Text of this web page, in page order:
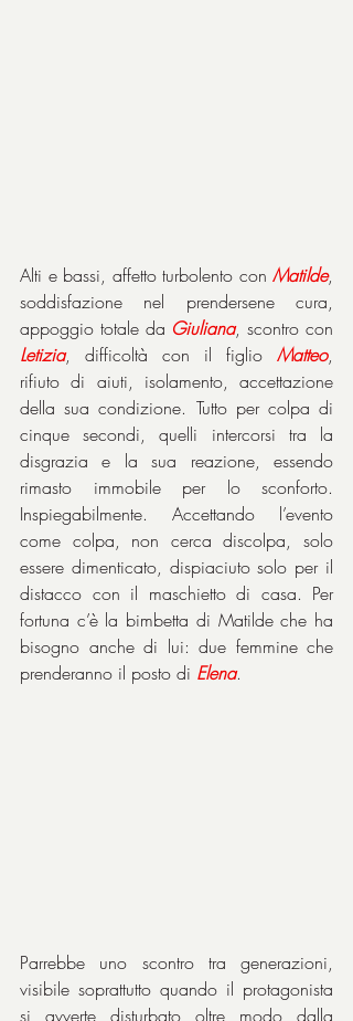
Alti e bassi, affetto turbolento con Matilde,
soddisfazione nel prendersene cura,
appoggio totale da Giuliana
Letizia, difficoltà con il figlio Matteo,
rifiuto di aiuti, isolamento, accettazione
della sua condizione. Tutto per colpa di
cinque secondi, quelli intercorsi tra la
disgrazia e la sua reazione, essendo
rimasto immobile per lo sconforto.
Inspiegabilmente. Accettando l’evento
come colpa, non cerca discolpa, solo
essere dimenticato, dispiaciuto solo per il
distacco con il maschietto di casa. Per
fortuna c’è la bimbetta di Matilde che ha
bisogno anche di lui: due femmine che
prenderanno il posto di Elena.
Parrebbe uno scontro tra generazioni,
visibile soprattutto quando il protagonista
si avverte disturbato oltre modo dalla